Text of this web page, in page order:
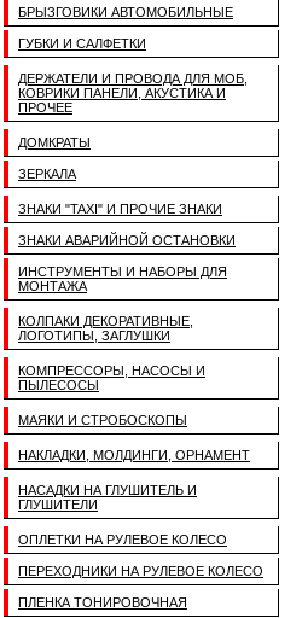
БРЫЗГОВИКИ АВТОМОБИЛЬНЫЕ
ГУБКИ И САЛФЕТКИ
ДЕРЖАТЕЛИ И ПРОВОДА ДЛЯ МОБ,
КОВРИКИ ПАНЕЛИ, АКУСТИКА И
ПРОЧЕЕ
ДОМКРАТЫ
ЗЕРКАЛА
ЗНАКИ "TAXI" И ПРОЧИЕ ЗНАКИ
ЗНАКИ АВАРИЙНОЙ ОСТАНОВКИ
ИНСТРУМЕНТЫ И НАБОРЫ ДЛЯ
МОНТАЖА
КОЛПАКИ ДЕКОРАТИВНЫЕ,
ЛОГОТИПЫ, ЗАГЛУШКИ
КОМПРЕССОРЫ, НАСОСЫ И
ПЫЛЕСОСЫ
МАЯКИ И СТРОБОСКОПЫ
НАКЛАДКИ, МОЛДИНГИ, ОРНАМЕНТ
НАСАДКИ НА ГЛУШИТЕЛЬ И
ГЛУШИТЕЛИ
ОПЛЕТКИ НА РУЛЕВОЕ КОЛЕСО
ПЕРЕХОДНИКИ НА РУЛЕВОЕ КОЛЕСО
ПЛЕНКА ТОНИРОВОЧНАЯ